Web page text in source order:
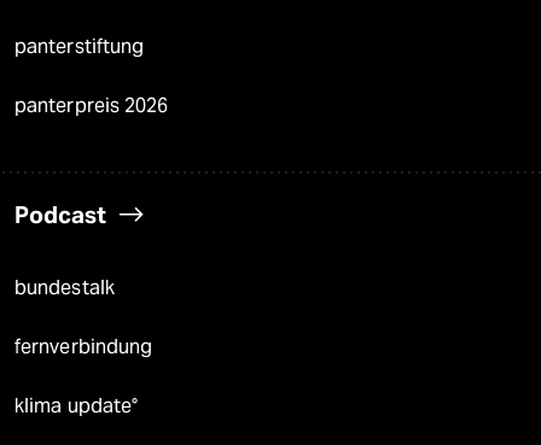
panterstiftung
panterpreis 2026
Podcast
bundestalk
fernverbindung
klima update°